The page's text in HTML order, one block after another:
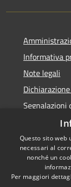
Informativa
Note legali
Segnalazioni
Accessibilità
Privacy
Questo sito web
necessari al
nonché un
Per maggiori